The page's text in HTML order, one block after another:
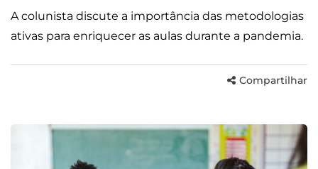
A colunista discute a importância das metodologias
ativas para enriquecer as aulas durante a pandemia.
Compartilhar